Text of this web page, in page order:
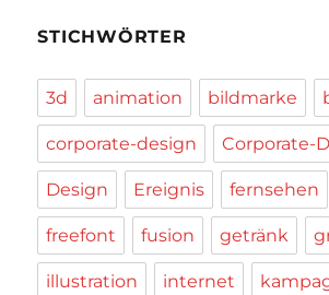
STICHWÖRTER
3d animation bildmarke
corporate-design Corporate-
Design Ereignis fernsehen
freefont fusion getränk
illustration internet